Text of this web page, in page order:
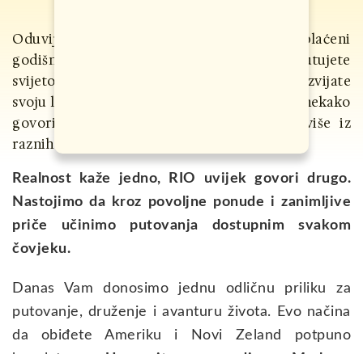
Oduvijek ste sanjali o tome da uzmete plaćeni
godišnji odmor od godinu ili dve i putujete
svijetom, otkrivate sve njegove misterije i razvijate
svoju ličnost? Nažalost, realnost nam uvijek nekako
govori da ne bi trebalo da maštamo previše iz
raznih razloga.
Realnost kaže jedno, RIO uvijek govori drugo.
Nastojimo da kroz povoljne ponude i zanimljive
priče učinimo putovanja dostupnim svakom
čovjeku.
Danas Vam donosimo jednu odličnu priliku za
putovanje, druženje i avanturu života. Evo načina
da obiđete Ameriku i Novi Zeland potpuno